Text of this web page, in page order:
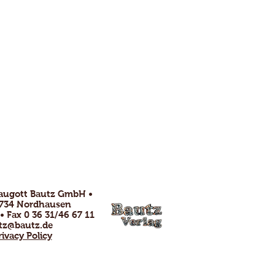
Bautz GmbH •
Nordhausen
Fax 0 36 31/46 67 11
Policy